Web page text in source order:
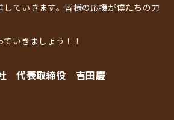
していきます。皆様の応援が僕たちの力
いきましょう！！
社 代表取締役 吉田慶